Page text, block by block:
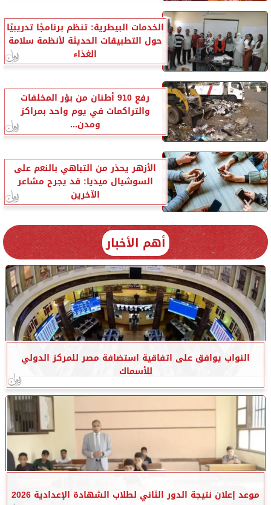
الخدمات البيطرية: تنظم برنامجًا تدريبيًا
حول التطبيقات الحديثة لأنظمة سلامة
الغذاء
رفع 910 أطنان من بؤر المخلفات
والتراكمات في يوم واحد بمراكز
ومدن...
الأزهر يحذر من التباهي بالنعم على
السوشيال ميديا: قد يجرح مشاعر
الآخرين
أهم الأخبار
النواب يوافق على اتفاقية استضافة مصر للمركز الدولي
للأسماك
موعد إعلان نتيجة الدور الثاني لطلاب الشهادة الإعدادية 2026